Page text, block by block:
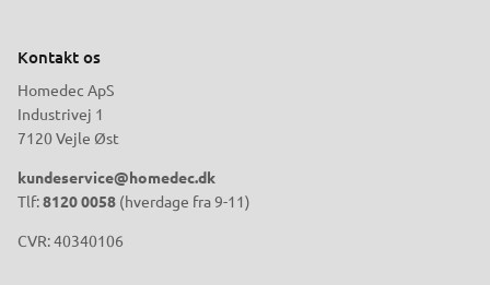
Kontakt os
Homedec ApS
Industrivej 1
7120 Vejle Øst
kundeservice@homedec.dk
Tlf:8120 0058 (hverdage fra 9-11)
CVR: 40340106